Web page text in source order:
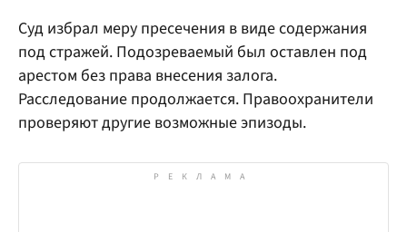
Суд избрал меру пресечения в виде содержания
под стражей. Подозреваемый был оставлен под
арестом без права внесения залога.
Расследование продолжается. Правоохранители
проверяют другие возможные эпизоды.